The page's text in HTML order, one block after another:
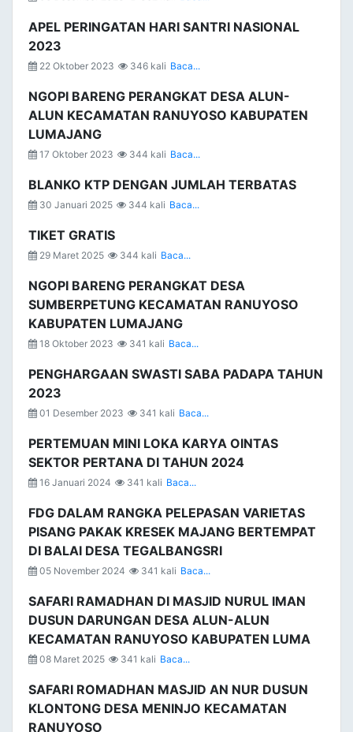
APEL PERINGATAN HARI SANTRI NASIONAL
2023
22 Oktober 2023 346 kali Baca...
NGOPI BARENG PERANGKAT DESA ALUN-
ALUN KECAMATAN RANUYOSO KABUPATEN
LUMAJANG
17 Oktober 2023 344 kali Baca...
BLANKO KTP DENGAN JUMLAH TERBATAS
30 Januari 2025 344 kali Baca...
TIKET GRATIS
29 Maret 2025 344 kali Baca...
NGOPI BARENG PERANGKAT DESA
SUMBERPETUNG KECAMATAN RANUYOSO
KABUPATEN LUMAJANG
18 Oktober 2023 341 kali Baca...
PENGHARGAAN SWASTI SABA PADAPA TAHUN
2023
01 Desember 2023 341 kali Baca...
PERTEMUAN MINI LOKA KARYA OINTAS
SEKTOR PERTANA DI TAHUN 2024
16 Januari 2024 341 kali Baca...
FDG DALAM RANGKA PELEPASAN VARIETAS
PISANG PAKAK KRESEK MAJANG BERTEMPAT
DI BALAI DESA TEGALBANGSRI
05 November 2024 341 kali Baca...
SAFARI RAMADHAN DI MASJID NURUL IMAN
DUSUN DARUNGAN DESA ALUN-ALUN
KECAMATAN RANUYOSO KABUPATEN LUMA
08 Maret 2025 341 kali Baca...
SAFARI ROMADHAN MASJID AN NUR DUSUN
KLONTONG DESA MENINJO KECAMATAN
RANUYOSO